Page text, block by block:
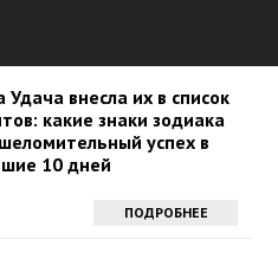
Удача внесла их в список
какие знаки зодиака
успех в
10 дней
ПОДРОБНЕЕ